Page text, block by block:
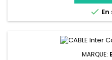

MARQUE: